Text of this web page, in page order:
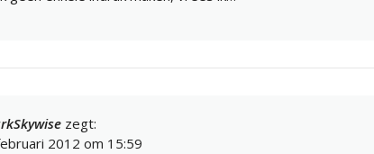
zegt:
2012 om 15:59